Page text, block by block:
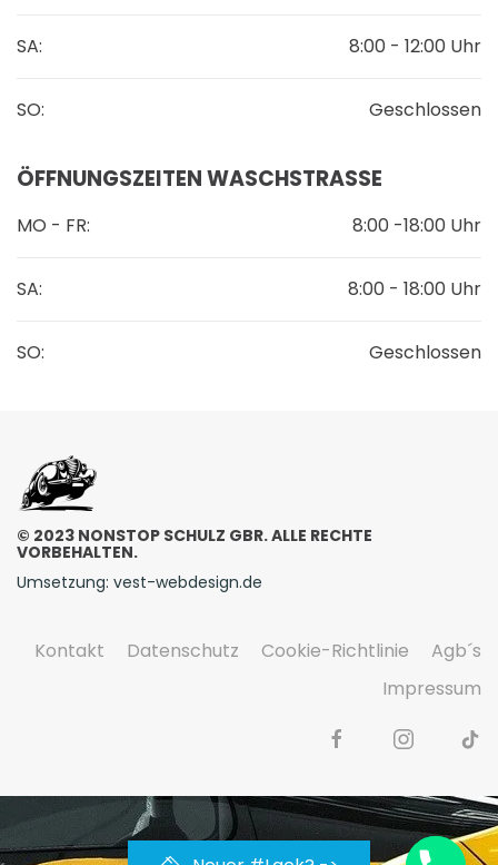
SA: 8:00 - 12:00 Uhr
SO: Geschlossen
ÖFFNUNGSZEITEN WASCHSTRASSE
MO - FR: 8:00 -18:00 Uhr
SA: 8:00 - 18:00 Uhr
SO: Geschlossen
© 2023 NONSTOP SCHULZ GBR. ALLE RECHTE
VORBEHALTEN.
Umsetzung: vest-webdesign.de
Kontakt Datenschutz Cookie-Richtlinie
Agb´s
Impressum